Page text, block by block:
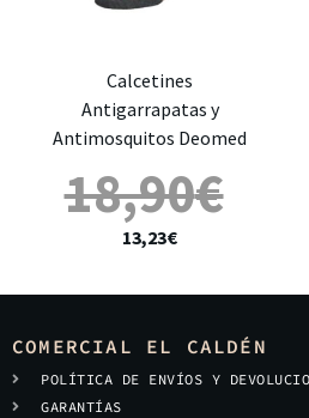
Calcetines
Antigarrapatas y
Antimosquitos Deomed
18,90€
13,23€
COMERCIAL EL CALDÉN
POLÍTICA DE ENVÍOS Y
GARANTÍAS